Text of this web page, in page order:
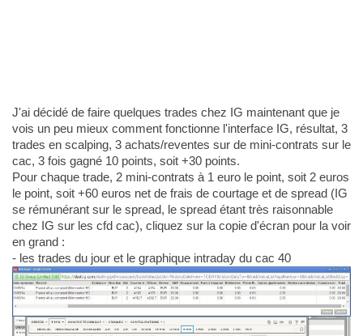
J'ai décidé de faire quelques trades chez IG maintenant que je
vois un peu mieux comment fonctionne l'interface IG, résultat, 3
trades en scalping, 3 achats/reventes sur de mini-contrats sur le
cac, 3 fois gagné 10 points, soit +30 points.
Pour chaque trade, 2 mini-contrats à 1 euro le point, soit 2 euros
le point, soit +60 euros net de frais de courtage et de spread (IG
se rémunérant sur le spread, le spread étant très raisonnable
chez IG sur les cfd cac), cliquez sur la copie d'écran pour la voir
en grand :
- les trades du jour et le graphique intraday du cac 40